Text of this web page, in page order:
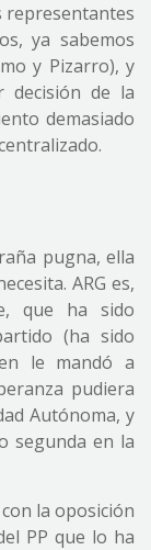
representantes
ya sabemos
y Pizarro), y
de la
demasiado
pugna, ella
ARG es,
que ha sido
(ha sido
le mandó a
pudiera
Autónoma, y
segunda en la
la oposición
PP que lo ha